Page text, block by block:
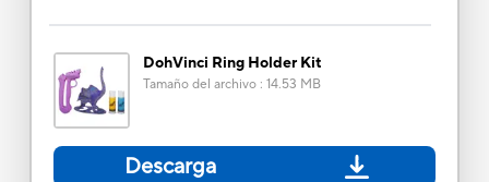
DohVinci Ring Holder Kit
Tamaño del archivo: 14.53 MB
Descarga